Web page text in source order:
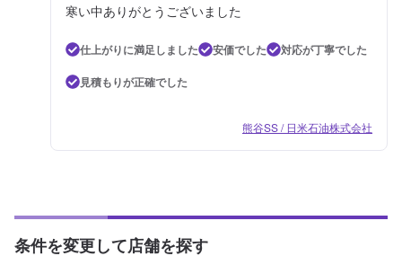
寒い中ありがとうございました
仕上がりに満足しました 安価でした
対応が丁寧でした
見積もりが正確でした
熊谷SS / 日米石油株式会社
条件を変更して店舗を探す